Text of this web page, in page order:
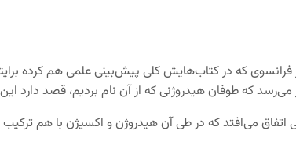
که در کتاب‌هایش کلی پیش‌بینی علمی هم کرده
که طوفان هیدروژنی که از آن نام بردیم، قصد دارد
می‌افتد که در طی آن هیدروژن و اکسیژن با هم ترکیب